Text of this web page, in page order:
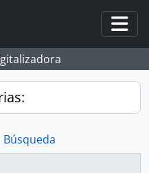
Búsqueda